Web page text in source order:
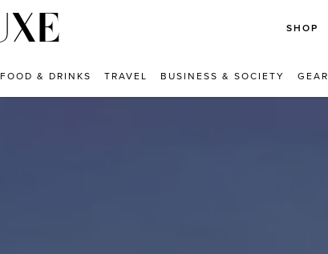
SHOP
FOOD & DRINKS TRAVEL BUSINESS & SOCIETY GEAR